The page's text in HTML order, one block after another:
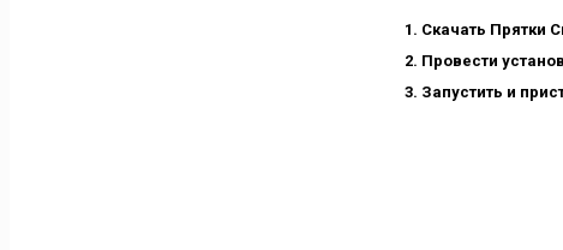
Скачать Прятки
Провести
Запустить и